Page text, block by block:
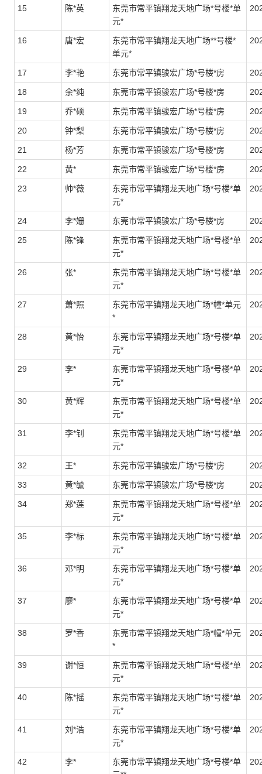
15 陈*英
东莞市常平镇翔龙天地广场*号楼*单
元*
16 唐*宏
东莞市常平镇翔龙天地广场**号楼*
单元*
17 李*艳 东莞市常平镇骏宏广场*号楼*房
18 余*纯 东莞市常平镇骏宏广场*号楼*房
19 乔*硕 东莞市常平镇骏宏广场*号楼*房
20 钟*梨 东莞市常平镇骏宏广场*号楼*房
21 杨*芳 东莞市常平镇骏宏广场*号楼*房
22 黄* 东莞市常平镇骏宏广场*号楼*房
23 帅*薇
东莞市常平镇翔龙天地广场*号楼*单
元*
24 李*姗 东莞市常平镇骏宏广场*号楼*房
25 陈*锋
东莞市常平镇翔龙天地广场*号楼*单
元*
26 张*
东莞市常平镇翔龙天地广场*号楼*单
元*
27 萧*照
东莞市常平镇翔龙天地广场*幢*单元
*
28 黄*怡
东莞市常平镇翔龙天地广场*号楼*单
元*
29 李*
东莞市常平镇翔龙天地广场*号楼*单
元*
30 黄*辉
东莞市常平镇翔龙天地广场*号楼*单
元*
31 李*钊
东莞市常平镇翔龙天地广场*号楼*单
元*
32 王* 东莞市常平镇骏宏广场*号楼*房
33 黄*毓 东莞市常平镇骏宏广场*号楼*房
34 郑*莲
东莞市常平镇翔龙天地广场*号楼*单
元*
35 李*标
东莞市常平镇翔龙天地广场*号楼*单
元*
36 邓*明
东莞市常平镇翔龙天地广场*号楼*单
元*
37 廖*
东莞市常平镇翔龙天地广场*号楼*单
元*
38 罗*香
东莞市常平镇翔龙天地广场*幢*单元
*
39 谢*恒
东莞市常平镇翔龙天地广场*号楼*单
元*
40 陈*摇
东莞市常平镇翔龙天地广场*号楼*单
元*
41 刘*浩
东莞市常平镇翔龙天地广场*号楼*单
元*
42 李*
东莞市常平镇翔龙天地广场*号楼*单